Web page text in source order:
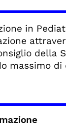
in
della
massimo di